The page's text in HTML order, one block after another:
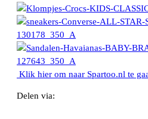
Klik hier om naar Spartoo.nl te
Delen via: